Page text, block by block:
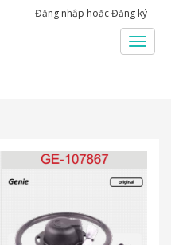
Đăng nhập hoặcĐăng ký
Menu